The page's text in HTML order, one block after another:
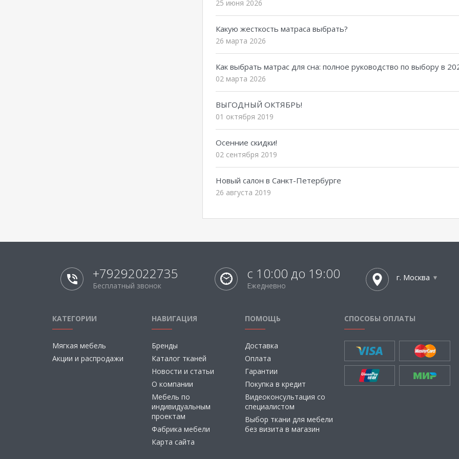
25 июня 2026
Какую жесткость матраса выбрать?
26 марта 2026
Как выбрать матрас для сна: полное руководство по выбору в
02 марта 2026
ВЫГОДНЫЙ ОКТЯБРЬ!
01 октября 2019
Осенние скидки!
02 сентября 2019
Новый салон в Санкт-Петербурге
26 августа 2019
+79292022735
Бесплатный звонок
с 10:00 до 19:00
Ежедневно
г. Москва
КАТЕГОРИИ
Мягкая мебель
Акции и распродажи
НАВИГАЦИЯ
Бренды
Каталог тканей
Новости и статьи
О компании
Мебель по
индивидуальным
проектам
Фабрика мебели
Карта сайта
ПОМОЩЬ
Доставка
Оплата
Гарантии
Покупка в кредит
Видеоконсультация со
специалистом
Выбор ткани для мебели
без визита в магазин
СПОСОБЫ ОПЛАТЫ